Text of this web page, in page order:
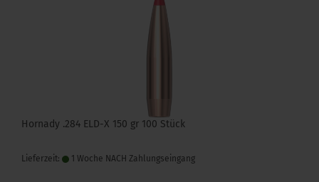
Hornady .284 ELD-X 150 gr 100 Stück
Lieferzeit: 1 Woche NACH Zahlungseingang